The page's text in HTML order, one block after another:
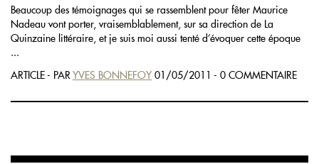
Beaucoup des témoignages qui se rassemblent pour fêter Maurice
Nadeau vont porter, vraisemblablement, sur sa direction de La
Quinzaine littéraire, et je suis moi aussi tenté d’évoquer cette époque
...
ARTICLE - PARYVES BONNEFOY 01/05/2011 - 0 COMMENTAIRE